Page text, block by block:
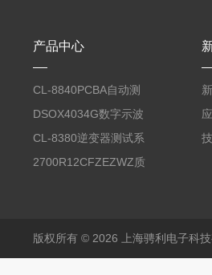
产品中心
CL-8840PCBA自动测
试台系统
DSOX4034G数字示波
器
CL-8380逆变器测试系
统台
2700R12CFZEZWZ质
版权所有 © 2026 上海骋利电子科